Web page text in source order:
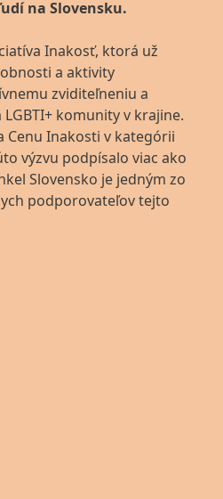
na Slovensku.
Inakosť, ktorá už
a aktivity
zviditeľneniu a
komunity v krajine.
Cenu Inakosti v kategórii
výzvu podpísalo viac ako
Slovensko je jedným zo
podporovateľov tejto